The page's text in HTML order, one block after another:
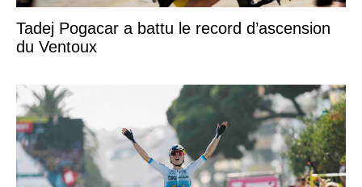
Tadej Pogacar a battu le record d’ascension
du Ventoux